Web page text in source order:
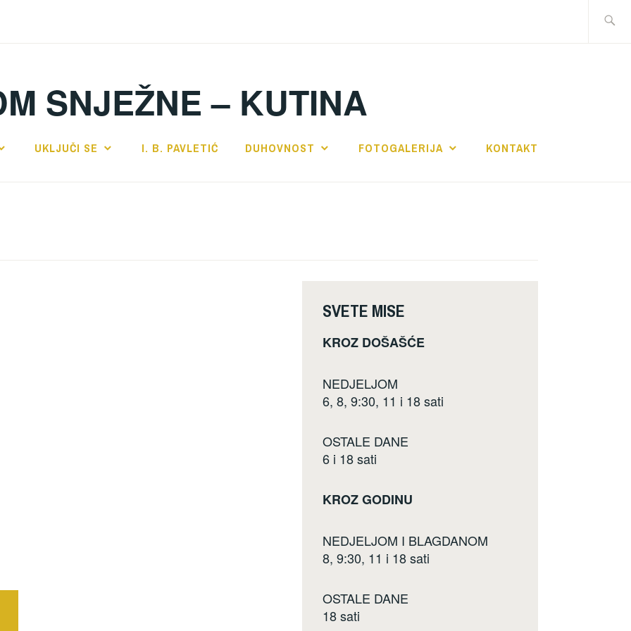
SNJEŽNE – KUTINA
UKLJUČI SE I. B. PAVLETIĆ DUHOVNOST FOTOGALERIJA KONTAKT
SVETE MISE
KROZ DOŠAŠĆE
NEDJELJOM
6, 8, 9:30, 11 i 18 sati
OSTALE DANE
6 i 18 sati
KROZ GODINU
NEDJELJOM I BLAGDANOM
8, 9:30, 11 i 18 sati
OSTALE DANE
18 sati